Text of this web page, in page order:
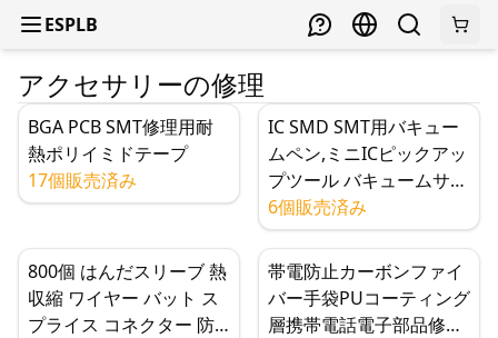
ESPLB
アクセサリーの修理
BGA PCB SMT修理用耐
熱ポリイミドテープ
17個販売済み
IC SMD SMT用バキュー
ムペン,ミニICピックアッ
プツール バキュームサク
ションペン,4つのヘッダ
ー付き
6個販売済み
800個 はんだスリーブ 熱
収縮 ワイヤー バット ス
プライス コネクター 防
帯電防止カーボンファイ
バー手袋PUコーティング
層携帯電話電子部品修理